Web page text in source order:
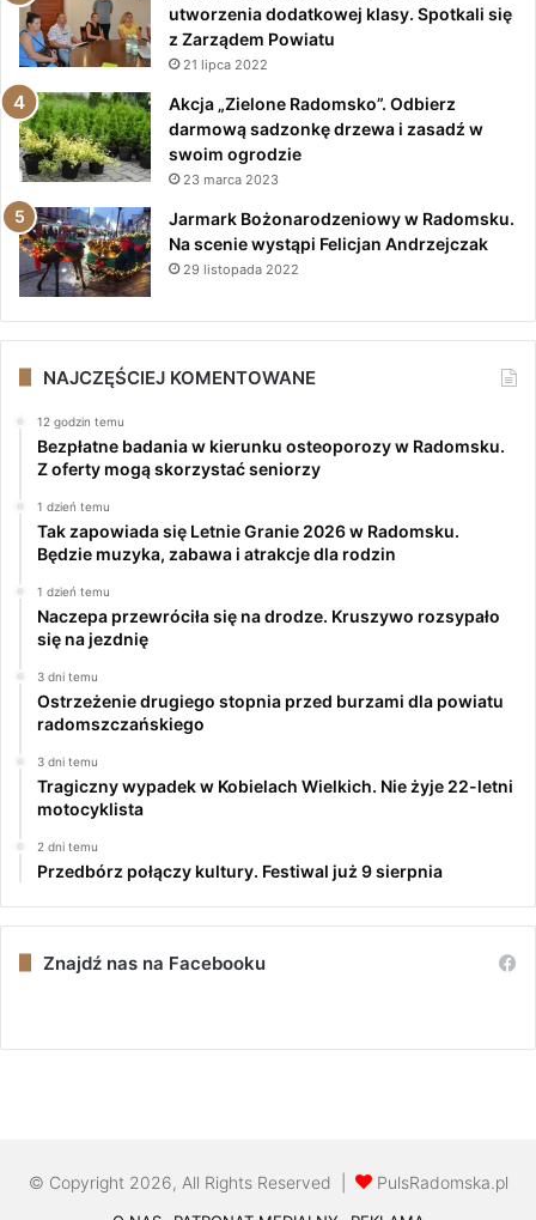
utworzenia dodatkowej klasy. Spotkali się
z Zarządem Powiatu
21 lipca 2022
Akcja „Zielone Radomsko”. Odbierz
darmową sadzonkę drzewa i zasadź w
swoim ogrodzie
23 marca 2023
Jarmark Bożonarodzeniowy w Radomsku.
Na scenie wystąpi Felicjan Andrzejczak
29 listopada 2022
NAJCZĘŚCIEJ KOMENTOWANE
12 godzin temu
Bezpłatne badania w kierunku osteoporozy w Radomsku.
Z oferty mogą skorzystać seniorzy
1 dzień temu
Tak zapowiada się Letnie Granie 2026 w Radomsku.
Będzie muzyka, zabawa i atrakcje dla rodzin
1 dzień temu
Naczepa przewróciła się na drodze. Kruszywo rozsypało
się na jezdnię
3 dni temu
Ostrzeżenie drugiego stopnia przed burzami dla powiatu
radomszczańskiego
3 dni temu
Tragiczny wypadek w Kobielach Wielkich. Nie żyje 22-letni
motocyklista
2 dni temu
Przedbórz połączy kultury. Festiwal już 9 sierpnia
Znajdź nas na Facebooku
© Copyright 2026, All Rights Reserved | PulsRadomska.pl